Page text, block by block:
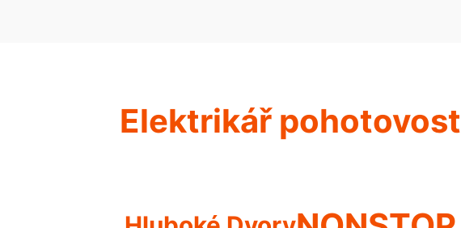
Elektrikář pohotovost